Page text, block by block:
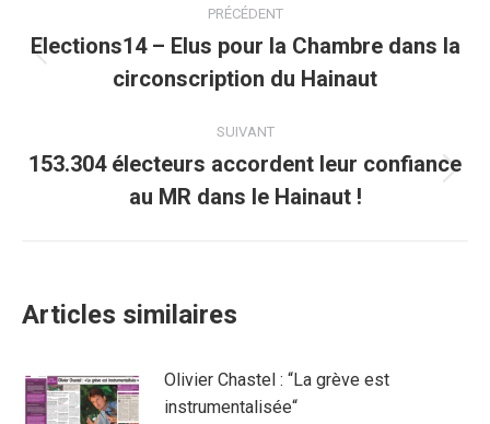
article
PRÉCÉDENT
précédent
Elections14 – Elus pour la Chambre dans la
circonscription du Hainaut
SUIVANT
suivant
153.304 électeurs accordent leur confiance
au MR dans le Hainaut !
Articles similaires
Olivier Chastel : “La grève est
instrumentalisée“